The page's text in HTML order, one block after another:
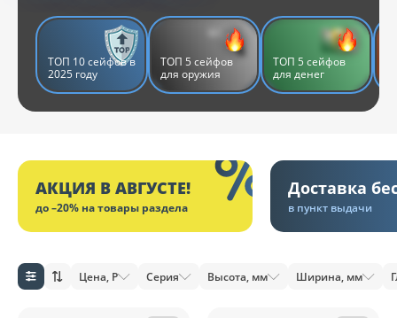
ТОП 10 сейфов в
2025 году
ТОП 5 сейфов
для оружия
ТОП 5 сейфов
для денег
АКЦИЯ В АВГУСТЕ!
до –20% на товары раздела
Доставка
в пункт выдачи
Цена, Р Серия Высота, мм Ширина, мм